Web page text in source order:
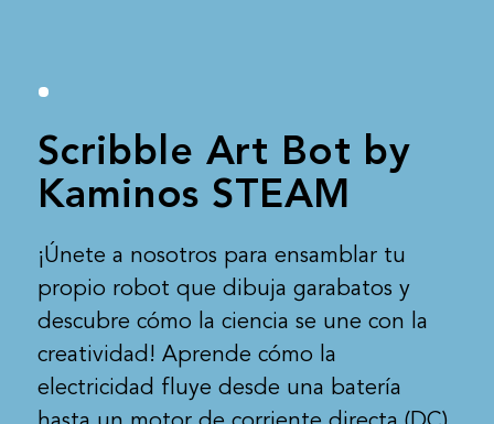
Scribble Art Bot by
Kaminos STEAM
¡Únete a nosotros para ensamblar tu
propio robot que dibuja garabatos y
descubre cómo la ciencia se une con la
creatividad! Aprende cómo la
electricidad fluye desde una batería